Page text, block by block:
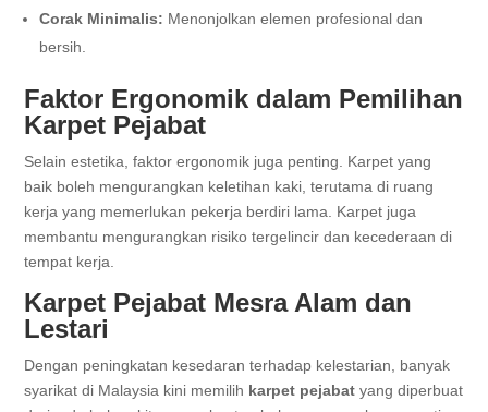
Corak Minimalis: Menonjolkan elemen profesional dan
bersih.
Faktor Ergonomik dalam Pemilihan
Karpet Pejabat
Selain estetika, faktor ergonomik juga penting. Karpet yang
baik boleh mengurangkan keletihan kaki, terutama di ruang
kerja yang memerlukan pekerja berdiri lama. Karpet juga
membantu mengurangkan risiko tergelincir dan kecederaan di
tempat kerja.
Karpet Pejabat Mesra Alam dan
Lestari
Dengan peningkatan kesedaran terhadap kelestarian, banyak
syarikat di Malaysia kini memilih karpet pejabat yang diperbuat